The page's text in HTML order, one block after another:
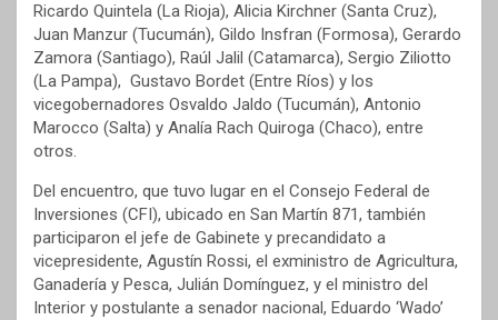
Ricardo Quintela (La Rioja), Alicia Kirchner (Santa Cruz),
Juan Manzur (Tucumán), Gildo Insfran (Formosa), Gerardo
Zamora (Santiago), Raúl Jalil (Catamarca), Sergio Ziliotto
(La Pampa), Gustavo Bordet (Entre Ríos) y los
vicegobernadores Osvaldo Jaldo (Tucumán), Antonio
Marocco (Salta) y Analía Rach Quiroga (Chaco), entre
otros.
Del encuentro, que tuvo lugar en el Consejo Federal de
Inversiones (CFI), ubicado en San Martín 871, también
participaron el jefe de Gabinete y precandidato a
vicepresidente, Agustín Rossi, el exministro de Agricultura,
Ganadería y Pesca, Julián Domínguez, y el ministro del
Interior y postulante a senador nacional, Eduardo ‘Wado’